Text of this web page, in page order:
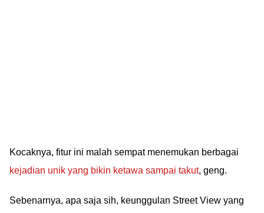
Kocaknya, fitur ini malah sempat menemukan berbagai
kejadian unik yang bikin ketawa sampai takut, geng.
Sebenarnya, apa saja sih, keunggulan Street View yang